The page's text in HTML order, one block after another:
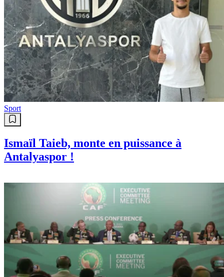
Sport
Ismaïl Taieb, monte en puissance à
Antalyaspor !